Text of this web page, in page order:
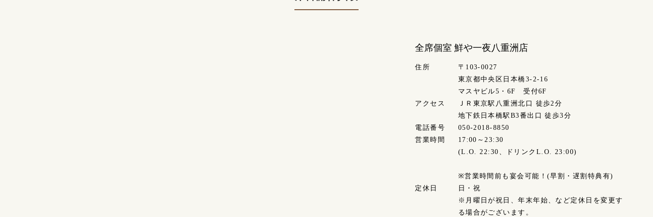
全席個室 鮮や一夜八重洲店
住所
〒103-0027
東京都中央区日本橋3-2-16
マスヤビル5・6F 受付6F
アクセス
ＪＲ東京駅八重洲北口 徒歩2分
地下鉄日本橋駅B3番出口 徒歩3分
電話番号
050-2018-8850
営業時間
17:00～23:30
(L.O. 22:30、ドリンクL.O. 23:00)
※営業時間前も宴会可能！(早割・遅割特典有)
定休日
日・祝
※月曜日が祝日、年末年始、など定休日を変更す
る場合がございます。